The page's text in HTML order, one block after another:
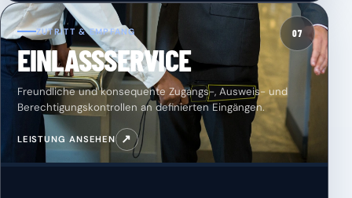
07
ZUTRITT & EMPFANG
EINLASSSERVICE
Freundliche und konsequente Zugangs-, Ausweis- und
Berechtigungskontrollen an definierten Eingängen.
LEISTUNG ANSEHEN ↗